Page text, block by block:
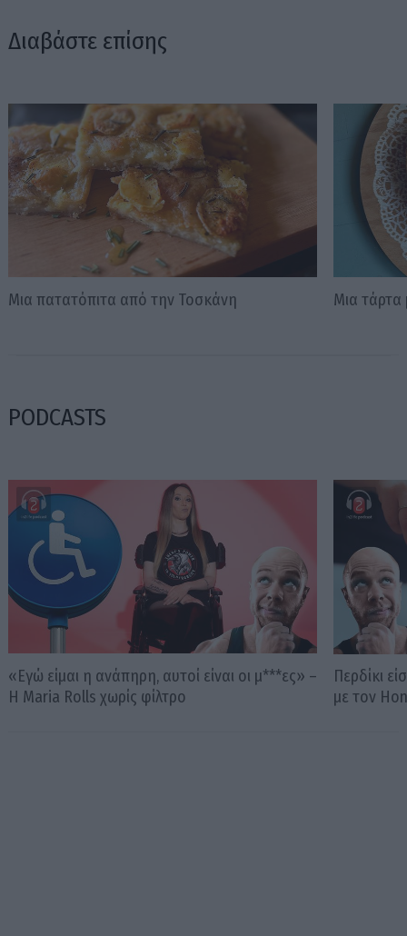
Διαβάστε επίσης
Μια πατατόπιτα από την Τοσκάνη Μια τάρτα
PODCASTS
«Εγώ είμαι η ανάπηρη, αυτοί είναι οι μ***ες» –
Η Maria Rolls χωρίς φίλτρο
Περδίκι
με τον